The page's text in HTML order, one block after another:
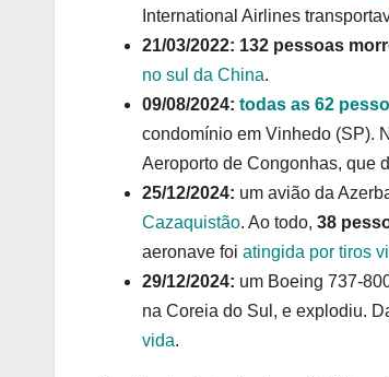
International Airlines
21/03/2022: 132 pessoas
no sul da China.
09/08/2024: todas as 62
condomínio em Vinhedo (SP).
Aeroporto de Congonhas, que
25/12/2024: um avião da
Cazaquistão. Ao todo, 38
aeronave foi atingida por tiros
29/12/2024: um Boeing 737-
na Coreia do Sul, e explodiu.
vida.